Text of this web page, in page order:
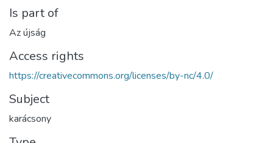
Is part of
Az újság
Access rights
https://creativecommons.org/licenses/by-nc/4.0/
Subject
karácsony